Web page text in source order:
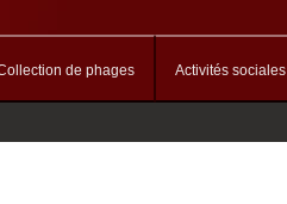
de phages Activités sociales